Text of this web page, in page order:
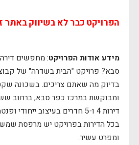
הפרויקט כבר לא בשיווק באתר
מידע אודות הפרויקט: מחפשים
סבא? פרויקט "הבית בשדרה" של
בדיוק מה שאתם צריכים. בשכונה
דירות 4 ו-5 חדרים בעיצוב
בכל הדירות בפרויקט יש מרפסת
ומפרט עשיר.